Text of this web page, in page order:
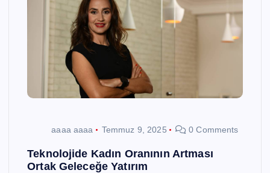
aaaa aaaa Temmuz 9, 2025 0 Comments
Teknolojide Kadın Oranının Artması
Ortak Geleceğe Yatırım